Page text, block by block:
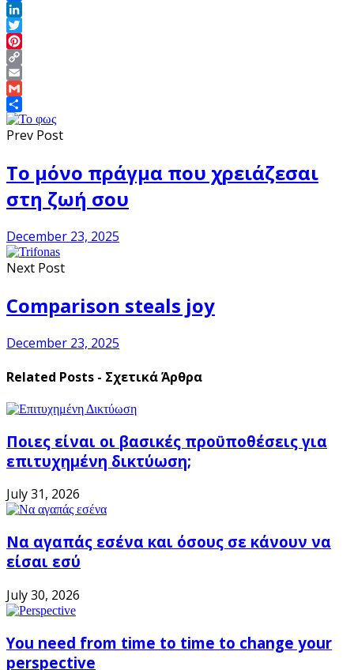
Facebook
LinkedIn
Twitter
Pinterest
Copy
Link
Email
Gmail
Share
Prev Post
Το μόνο πράγμα που χρειάζεσαι
στη ζωή σου
December 23, 2025
Next Post
Comparison steals joy
December 23, 2025
Related Posts - Σχετικά Άρθρα
Ποιες είναι οι βασικές προϋποθέσεις για
επιτυχημένη δικτύωση;
July 31, 2026
Να αγαπάς εσένα και όσους σε κάνουν να
είσαι εσύ
July 30, 2026
You need from time to time to change your
perspective